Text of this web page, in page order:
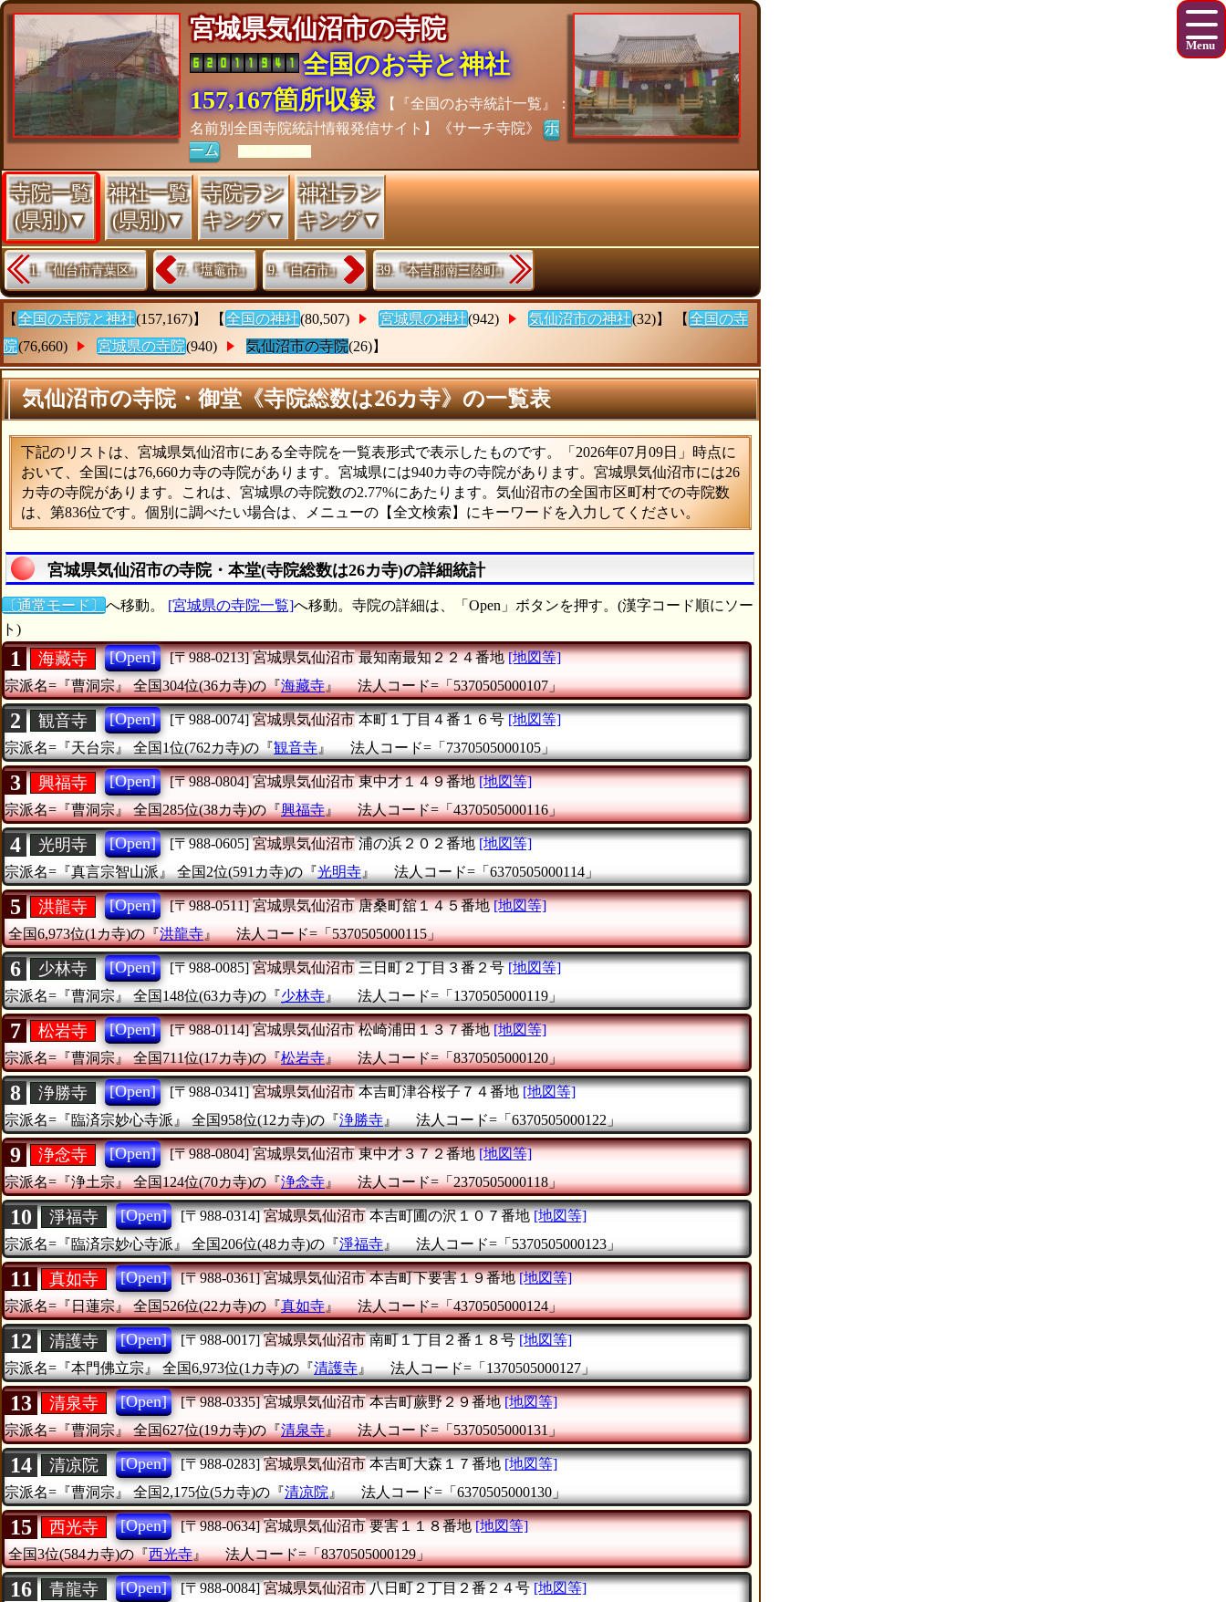
宮城県気仙沼市の寺院
全国のお寺と神社
157,167箇所収録
【『全国のお寺統計一覧』：
名前別全国寺院統計情報発信サイト】《サーチ寺院》ホ
ーム
[As of 26/07/28]
寺院一覧
(県別)▼
神社一覧
(県別)▼
寺院ラン
キング▼
神社ラン
キング▼
1.『仙台市青葉区』 7.『塩竈市』 9.『白石市』 39.『本吉郡南三陸町』
【 全国の寺院と神社(157,167)】 【 全国の神社(80,507) 宮城県の神社(942) 気仙沼市の神社(32)】 【 全国の寺
院(76,660) 宮城県の寺院(940) 気仙沼市の寺院(26)】
気仙沼市の寺院・御堂《寺院総数は26カ寺》の一覧表
下記のリストは、宮城県気仙沼市にある全寺院を一覧表形式で表示したものです。「2026年07月09日」時点に
おいて、全国には76,660カ寺の寺院があります。宮城県には940カ寺の寺院があります。宮城県気仙沼市には26
カ寺の寺院があります。これは、宮城県の寺院数の2.77%にあたります。気仙沼市の全国市区町村での寺院数
は、第836位です。個別に調べたい場合は、メニューの【全文検索】にキーワードを入力してください。
宮城県気仙沼市の寺院・本堂(寺院総数は26カ寺)の詳細統計
〔通常モード〕 へ移動。 [宮城県の寺院一覧]へ移動。寺院の詳細は、「Open」ボタンを押す。(漢字コード順にソー
ト)
1 海藏寺 [Open] [〒988-0213] 宮城県気仙沼市最知南最知２２４番地 [地図等]
宗派名=『曹洞宗』 全国304位(36カ寺)の『海藏寺』 法人コード=「5370505000107」
2 観音寺 [Open] [〒988-0074] 宮城県気仙沼市本町１丁目４番１６号 [地図等]
宗派名=『天台宗』
全国1位(762カ寺)の『観音寺 』 法人コード=「7370505000105」
3 興福寺 [Open] [〒988-0804] 宮城県気仙沼市東中才１４９番地 [地図等]
宗派名=『曹洞宗』 全国285位(38カ寺)の『興福寺』 法人コード=「4370505000116」
4 光明寺 [Open] [〒988-0605] 宮城県気仙沼市浦の浜２０２番地 [地図等]
宗派名=『真言宗智山派』
全国2位(591カ寺)の『光明寺 』 法人コード=「6370505000114」
5 洪龍寺 [Open] [〒988-0511] 宮城県気仙沼市唐桑町舘１４５番地 [地図等]
全国6,973位(1カ寺)の『洪龍寺』 法人コード=「5370505000115」
6 少林寺 [Open] [〒988-0085] 宮城県気仙沼市三日町２丁目３番２号 [地図等]
宗派名=『曹洞宗』
全国148位(63カ寺)の『少林寺 』 法人コード=「1370505000119」
7 松岩寺 [Open] [〒988-0114] 宮城県気仙沼市松崎浦田１３７番地 [地図等]
宗派名=『曹洞宗』 全国711位(17カ寺)の『松岩寺』 法人コード=「8370505000120」
8 浄勝寺 [Open] [〒988-0341] 宮城県気仙沼市本吉町津谷桜子７４番地 [地図等]
宗派名=『臨済宗妙心寺派』
全国958位(12カ寺)の『浄勝寺 』 法人コード=「6370505000122」
9 浄念寺 [Open] [〒988-0804] 宮城県気仙沼市東中才３７２番地 [地図等]
宗派名=『浄土宗』 全国124位(70カ寺)の『浄念寺』 法人コード=「2370505000118」
10 淨福寺 [Open] [〒988-0314] 宮城県気仙沼市本吉町圃の沢１０７番地 [地図等]
宗派名=『臨済宗妙心寺派』
全国206位(48カ寺)の『淨福寺 』 法人コード=「5370505000123」
11 真如寺 [Open] [〒988-0361] 宮城県気仙沼市本吉町下要害１９番地 [地図等]
宗派名=『日蓮宗』 全国526位(22カ寺)の『真如寺』 法人コード=「4370505000124」
12 清護寺 [Open] [〒988-0017] 宮城県気仙沼市南町１丁目２番１８号 [地図等]
宗派名=『本門佛立宗』
全国6,973位(1カ寺)の『清護寺 』 法人コード=「1370505000127」
13 清泉寺 [Open] [〒988-0335] 宮城県気仙沼市本吉町蕨野２９番地 [地図等]
宗派名=『曹洞宗』 全国627位(19カ寺)の『清泉寺』 法人コード=「5370505000131」
14 清凉院 [Open] [〒988-0283] 宮城県気仙沼市本吉町大森１７番地 [地図等]
宗派名=『曹洞宗』
全国2,175位(5カ寺)の『清凉院 』 法人コード=「6370505000130」
15 西光寺 [Open] [〒988-0634] 宮城県気仙沼市要害１１８番地 [地図等]
全国3位(584カ寺)の『西光寺』 法人コード=「8370505000129」
16 青龍寺 [Open] [〒988-0084] 宮城県気仙沼市八日町２丁目２番２４号 [地図等]